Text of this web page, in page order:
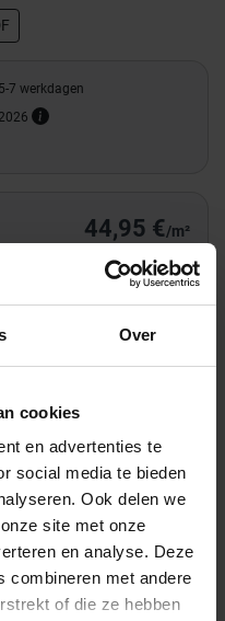
Over
cookies
en advertenties te
social media te bieden
Ook delen we
site met onze
en analyse. Deze
combineren met andere
of die ze hebben
7 werkdagen
44,95 €/m²
prijs / geleverde hoeveelheid